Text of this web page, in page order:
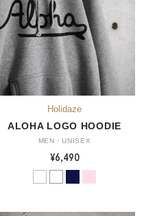
ALOHA LOGO HOODIE
MEN・UNISEX
¥6,490